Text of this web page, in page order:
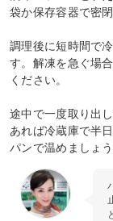
袋か保存容器で密
調理後に短時間で
す。解凍を急ぐ場
ください。
途中で一度取り出
あれば冷蔵庫で半
パンで温めましょう